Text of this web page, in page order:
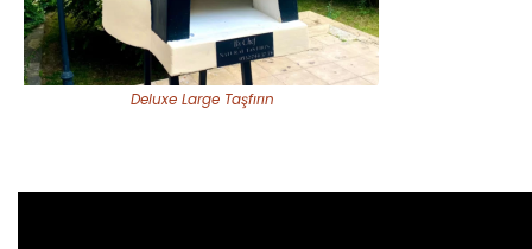
Deluxe Large Taşfırın